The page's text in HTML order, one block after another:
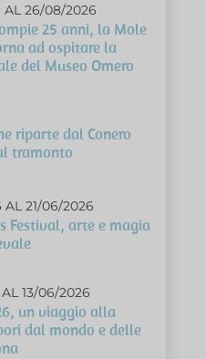
AL 26/08/2026
25 anni, la Mole
ad ospitare la
del Museo Omero
riparte dal Conero
tramonto
21/06/2026
Festival, arte e magia
13/06/2026
un viaggio alla
dal mondo e delle